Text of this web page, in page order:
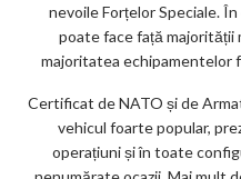
nevoile Forțelor Speciale.
poate face față
majoritatea echipamentelor
Certificat de NATO și de
vehicul foarte popular,
operațiuni și în toate